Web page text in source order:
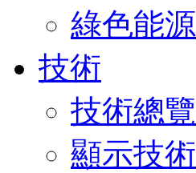
綠色能源
技術
技術總覽
顯示技術